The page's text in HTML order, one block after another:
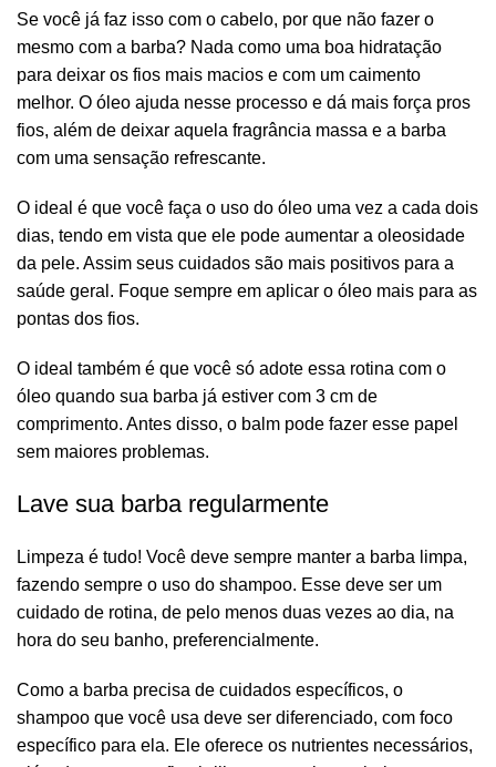
Se você já faz isso com o cabelo, por que não fazer o
mesmo com a barba? Nada como uma boa hidratação
para deixar os fios mais macios e com um caimento
melhor. O óleo ajuda nesse processo e dá mais força pros
fios, além de deixar aquela fragrância massa e a barba
com uma sensação refrescante.
O ideal é que você faça o uso do óleo uma vez a cada dois
dias, tendo em vista que ele pode aumentar a oleosidade
da pele. Assim seus cuidados são mais positivos para a
saúde geral. Foque sempre em aplicar o óleo mais para as
pontas dos fios.
O ideal também é que você só adote essa rotina com o
óleo quando sua barba já estiver com 3 cm de
comprimento. Antes disso, o balm pode fazer esse papel
sem maiores problemas.
Lave sua barba regularmente
Limpeza é tudo! Você deve sempre manter a barba limpa,
fazendo sempre o uso do shampoo. Esse deve ser um
cuidado de rotina, de pelo menos duas vezes ao dia, na
hora do seu banho, preferencialmente.
Como a barba precisa de cuidados específicos, o
shampoo que você usa deve ser diferenciado, com foco
específico para ela. Ele oferece os nutrientes necessários,